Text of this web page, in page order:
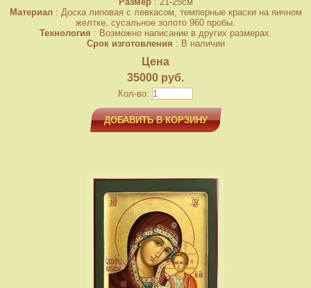
Материал: Доска липовая с левкасом, темперные краски на яичном
желтке, сусальное золото 960 пробы.
Технология : Возможно написание в других размерах.
Срок изготовления : В наличии
Цена
35000 руб.
Кол-во:
ДОБАВИТЬ В КОРЗИНУ